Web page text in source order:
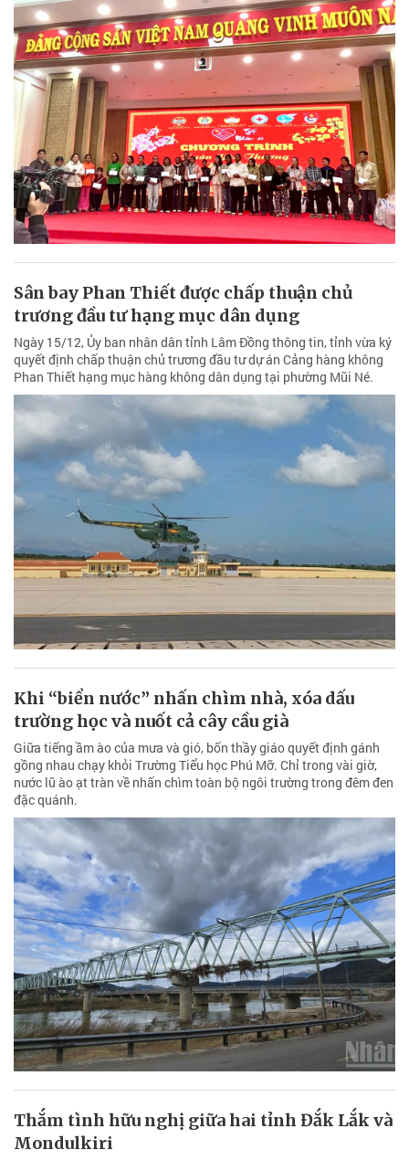
Sân bay Phan Thiết được chấp thuận chủ
trương đầu tư hạng mục dân dụng
Ngày 15/12, Ủy ban nhân dân tỉnh Lâm Đồng thông tin, tỉnh vừa ký
quyết định chấp thuận chủ trương đầu tư dự án Cảng hàng không
Phan Thiết hạng mục hàng không dân dụng tại phường Mũi Né.
Khi “biển nước” nhấn chìm nhà, xóa dấu
trường học và nuốt cả cây cầu già
Giữa tiếng ầm ào của mưa và gió, bốn thầy giáo quyết định gánh
gồng nhau chạy khỏi Trường Tiểu học Phú Mỡ. Chỉ trong vài giờ,
nước lũ ào ạt tràn về nhấn chìm toàn bộ ngôi trường trong đêm đen
đặc quánh.
Thắm tình hữu nghị giữa hai tỉnh Đắk Lắk và
Mondulkiri